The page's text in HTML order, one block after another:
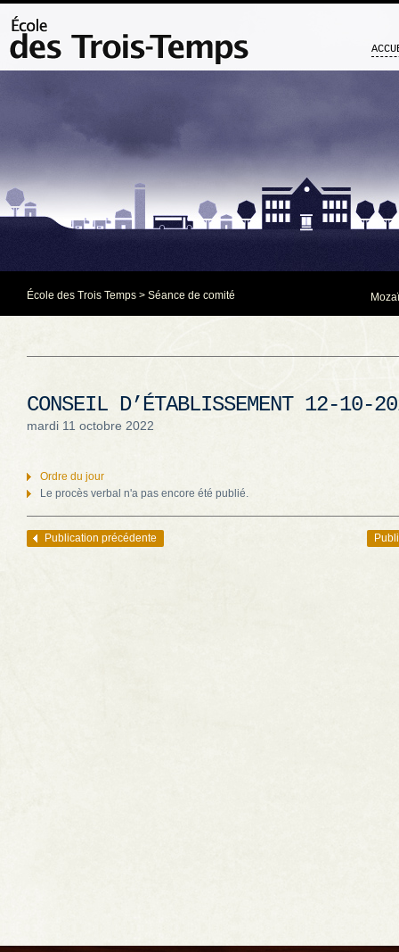
École des Trois Temps > Séance de comité
CONSEIL D’ÉTABLISSEMENT 12-10-
mardi 11 octobre 2022
Ordre du jour
Le procès verbal n'a pas encore été publié.
Navigation des articles
Publication précédente